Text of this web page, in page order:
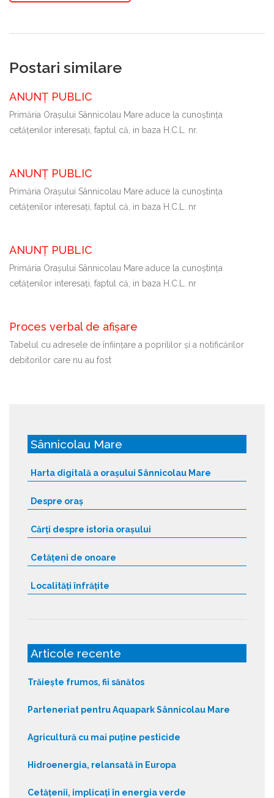
Postari similare
ANUNȚ PUBLIC
Primăria Oraşului Sânnicolau Mare aduce la cunoştinţa
cetăţenilor interesaţi, faptul că, in baza H.C.L. nr.
ANUNȚ PUBLIC
Primăria Oraşului Sânnicolau Mare aduce la cunoştinţa
cetăţenilor interesaţi, faptul că, in baza H.C.L. nr
ANUNȚ PUBLIC
Primăria Oraşului Sânnicolau Mare aduce la cunoştinţa
cetăţenilor interesaţi, faptul că, in baza H.C.L. nr
Proces verbal de afișare
Tabelul cu adresele de înființare a poprililor și a notificărilor
debitorilor care nu au fost
Sânnicolau Mare
Harta digitală a orașului Sânnicolau Mare
Despre oraș
Cărți despre istoria orașului
Cetățeni de onoare
Localități înfrățite
Articole recente
Trăiește frumos, fii sănătos
Parteneriat pentru Aquapark Sânnicolau Mare
Agricultură cu mai puține pesticide
Hidroenergia, relansată în Europa
Cetățenii, implicați în energia verde